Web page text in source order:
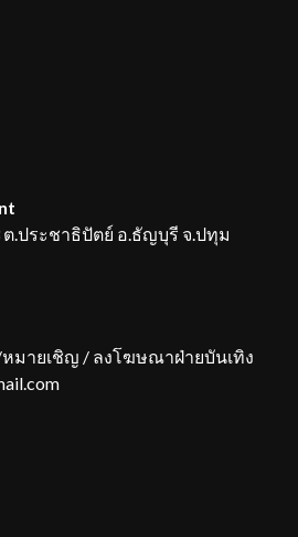
.ประชาธิปัตย์ อ.ธัญบุรี จ.ปทุม
มายเชิญ / ลงโฆษณาฝ่ายบันเทิง